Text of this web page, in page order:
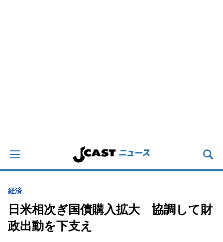
経済
日米相次ぎ国債購入拡大 協調して財
政出動を下支え